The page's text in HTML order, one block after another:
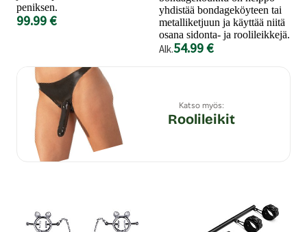
peniksen.
99.99 €
yhdistää bondageköyteen tai
metalliketjuun ja käyttää niitä
osana sidonta- ja roolileikkejä.
Alk.54.99 €
Katso myös:
Roolileikit